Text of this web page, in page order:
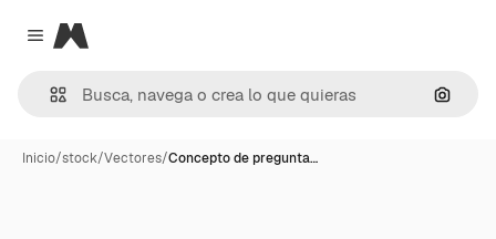
Close menu
Magnific
Inicio/stock/Vectores/Concepto de pregunta…